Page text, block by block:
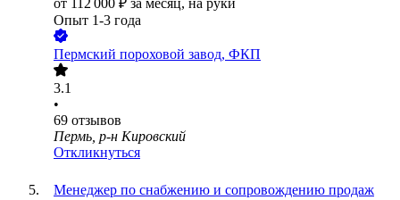
от 112 000 ₽ за месяц, на руки
Опыт 1-3 года
Пермский пороховой завод, ФКП
3.1
•
69 отзывов
Пермь, р-н Кировский
Откликнуться
Менеджер по снабжению и сопровождению продаж